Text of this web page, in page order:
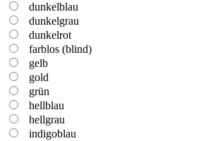
dunkelblau
dunkelgrau
dunkelrot
farblos (blind)
gelb
gold
grün
hellblau
hellgrau
indigoblau